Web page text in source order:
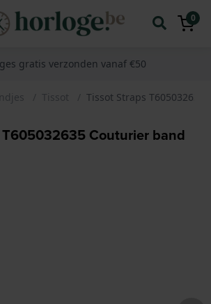
0
gratis verzonden vanaf €50
Tissot Tissot Straps
Couturier band